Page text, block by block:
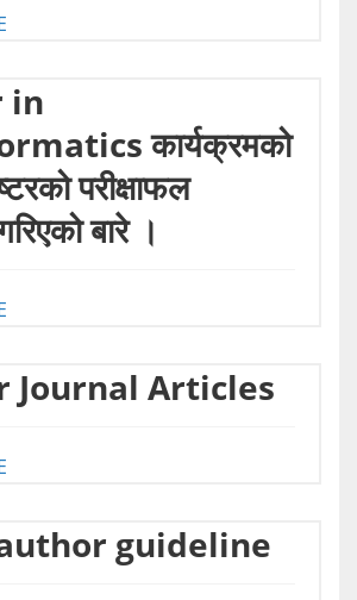
in
कार्यक्रमको
परीक्षाफल
बारे ।
Journal Articles
author guideline